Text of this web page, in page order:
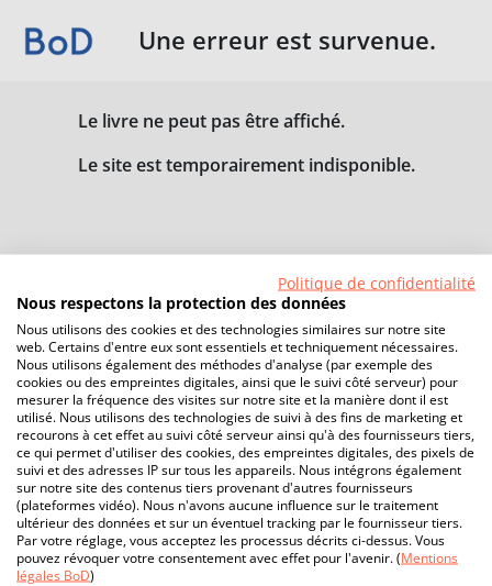
Une erreur est survenue.
Le livre ne peut pas être affiché.
Le site est temporairement indisponible.
Politique de confidentialité
Nous respectons la protection des données
Nous utilisons des cookies et des technologies similaires sur notre site
web. Certains d'entre eux sont essentiels et techniquement nécessaires.
Nous utilisons également des méthodes d'analyse (par exemple des
cookies ou des empreintes digitales, ainsi que le suivi côté serveur) pour
mesurer la fréquence des visites sur notre site et la manière dont il est
utilisé. Nous utilisons des technologies de suivi à des fins de marketing et
recourons à cet effet au suivi côté serveur ainsi qu'à des fournisseurs tiers,
ce qui permet d'utiliser des cookies, des empreintes digitales, des pixels de
suivi et des adresses IP sur tous les appareils. Nous intégrons également
sur notre site des contenus tiers provenant d'autres fournisseurs
(plateformes vidéo). Nous n'avons aucune influence sur le traitement
ultérieur des données et sur un éventuel tracking par le fournisseur tiers.
Par votre réglage, vous acceptez les processus décrits ci-dessus. Vous
pouvez révoquer votre consentement avec effet pour l'avenir. (Mentions
légales BoD)